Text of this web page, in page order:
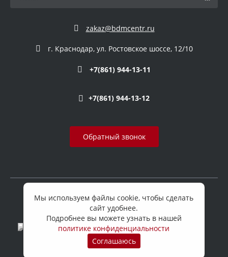
zakaz@bdmcentr.ru
г. Краснодар, ул. Ростовское шоссе, 12/10
+7(861) 944-13-11
+7(861) 944-13-12
Обратный звонок
© 2026 ООО БДМ Центр Юг, Все права защищены
Мы используем файлы cookie, чтобы сделать
сайт удобнее.
Подробнее вы можете узнать в нашей
политике конфиденциальности
Соглашаюсь